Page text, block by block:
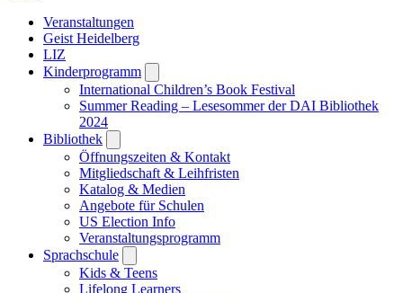
Veranstaltungen
Geist Heidelberg
LIZ
Kinderprogramm
submenu
International Children’s Book Festival
Summer Reading – Lesesommer der DAI Bibliothek
2024
Bibliothek
submenu
Öffnungszeiten & Kontakt
Mitgliedschaft & Leihfristen
Katalog & Medien
Angebote für Schulen
US Election Info
Veranstaltungsprogramm
Sprachschule
submenu
Kids & Teens
Lifelong Learners